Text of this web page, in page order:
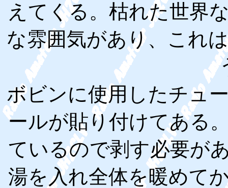
えてくる。枯れた世界
な雰囲気があり、これ
ボビンに使用したチュ
ールが貼り付けてある
ているので剥す必要が
湯を入れ全体を暖めて